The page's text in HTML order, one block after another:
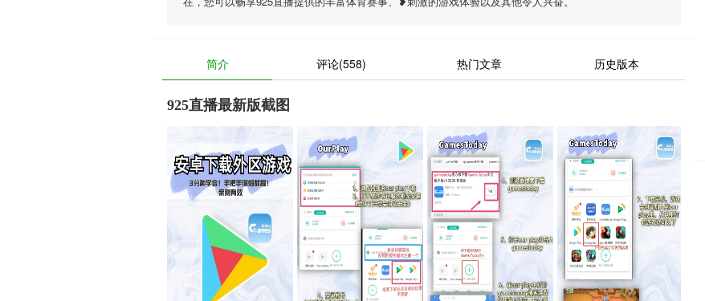
简介 评论(558) 热门文章 历史版本
925直播最新版截图